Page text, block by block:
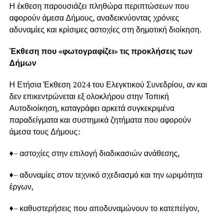
Η έκθεση παρουσιάζει πληθώρα περιπτώσεων που
αφορούν άμεσα Δήμους, αναδεικνύοντας χρόνιες
αδυναμίες και κρίσιμες αστοχίες στη δημοτική διοίκηση.
Έκθεση που «φωτογραφίζει» τις προκλήσεις των
Δήμων
Η Ετήσια Έκθεση 2024 του Ελεγκτικού Συνεδρίου, αν και
δεν επικεντρώνεται εξ ολοκλήρου στην Τοπική
Αυτοδιοίκηση, καταγράφει αρκετά συγκεκριμένα
παραδείγματα και συστημικά ζητήματα που αφορούν
άμεσα τους Δήμους:
♦– αστοχίες στην επιλογή διαδικασιών ανάθεσης,
♦– αδυναμίες στον τεχνικό σχεδιασμό και την ωριμότητα
έργων,
♦– καθυστερήσεις που αποδυναμώνουν το κατεπείγον,